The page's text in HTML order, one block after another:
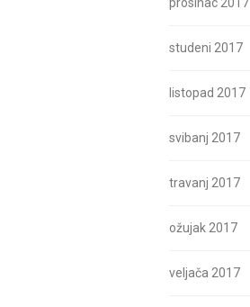
studeni 2017
listopad 2017
svibanj 2017
travanj 2017
ožujak 2017
veljača 2017